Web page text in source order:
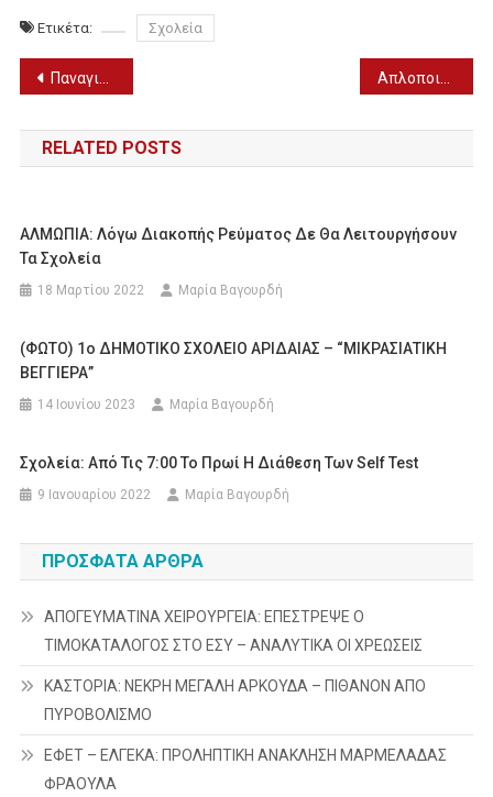
Ετικέτα: Σχολεία
Πλοήγηση
άρθρων
Παναγιώτης Αρκουμανέας: “Οργιο” φημών για την παραίτηση…
RELATED POSTS
ΑΛΜΩΠΙΑ: Λόγω Διακοπής Ρεύματος Δε Θα Λειτουργήσουν
Τα Σχολεία
18 Μαρτίου 2022 Μαρία Βαγουρδή
(ΦΩΤΟ) 1ο ΔΗΜΟΤΙΚΟ ΣΧΟΛΕΙΟ ΑΡΙΔΑΙΑΣ – “ΜΙΚΡΑΣΙΑΤΙΚΗ
ΒΕΓΓΙΕΡΑ”
14 Ιουνίου 2023 Μαρία Βαγουρδή
Σχολεία: Από Τις 7:00 Το Πρωί Η Διάθεση Των Self Test
9 Ιανουαρίου 2022 Μαρία Βαγουρδή
ΠΡΌΣΦΑΤΑ ΆΡΘΡΑ
ΑΠΟΓΕΥΜΑΤΙΝΑ ΧΕΙΡΟΥΡΓΕΙΑ: ΕΠΕΣΤΡΕΨΕ Ο
ΤΙΜΟΚΑΤΑΛΟΓΟΣ ΣΤΟ ΕΣΥ – ΑΝΑΛΥΤΙΚΑ ΟΙ ΧΡΕΩΣΕΙΣ
ΚΑΣΤΟΡΙΑ: ΝΕΚΡΗ ΜΕΓΑΛΗ ΑΡΚΟΥΔΑ – ΠΙΘΑΝΟΝ ΑΠΟ
ΠΥΡΟΒΟΛΙΣΜΟ
ΕΦΕΤ – ΕΛΓΕΚΑ: ΠΡΟΛΗΠΤΙΚΗ ΑΝΑΚΛΗΣΗ ΜΑΡΜΕΛΑΔΑΣ
ΦΡΑΟΥΛΑ